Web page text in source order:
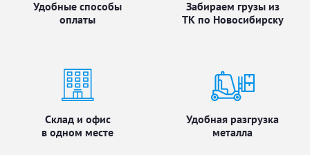
Удобные способы
оплаты
Забираем грузы из
ТК по Новосибирску
Склад и офис
в одном месте
Удобная разгрузка
металла